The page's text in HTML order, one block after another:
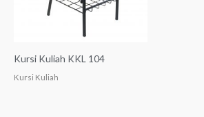
Kursi Kuliah KKL 104
Kursi Kuliah